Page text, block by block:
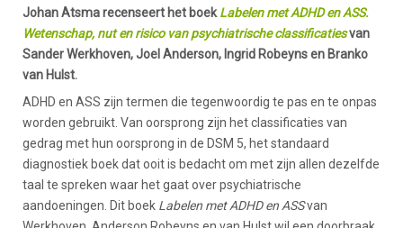
Johan Atsma recenseert het boek Labelen met ADHD en ASS.
Wetenschap, nut en risico van psychiatrische classificatiesvan
Sander Werkhoven, Joel Anderson, Ingrid Robeyns en Branko
van Hulst.
ADHD en ASS zijn termen die tegenwoordig te pas en te onpas
worden gebruikt. Van oorsprong zijn het classificaties van
gedrag met hun oorsprong in de DSM 5, het standaard
diagnostiek boek dat ooit is bedacht om met zijn allen dezelfde
taal te spreken waar het gaat over psychiatrische
aandoeningen. Dit boek Labelen met ADHD en ASSvan